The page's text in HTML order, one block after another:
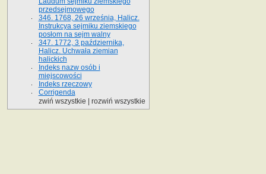
przedsejmowego
346. 1768, 26 września, Halicz.
Instrukcya sejmiku ziemskiego
posłom na sejm walny
347. 1772, 3 października,
Halicz. Uchwała ziemian
halickich
Indeks nazw osób i
miejscowości
Indeks rzeczowy
Corrigenda
zwiń wszystkie
rozwiń wszystkie